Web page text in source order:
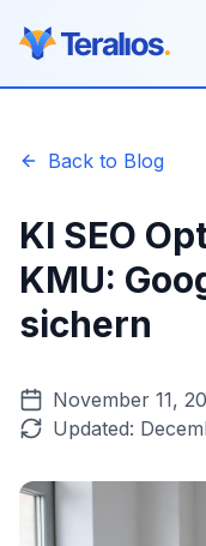
Back to Blog
KI SEO
KMU:
sichern
November 11,
Updated: